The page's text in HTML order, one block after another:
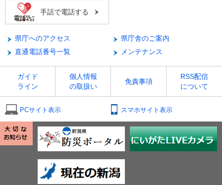
手話で電話する
県庁へのアクセス
県庁舎のご案内
直通電話番号一覧
メンテナンス
ガイド
ライン
個人情報
の取扱い
免責事項
RSS配信
について
PCサイト表示 スマホサイト表示